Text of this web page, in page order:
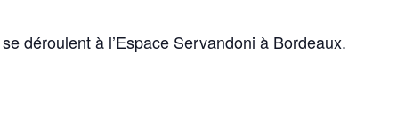
déroulent à l’Espace Servandoni à Bordeaux.